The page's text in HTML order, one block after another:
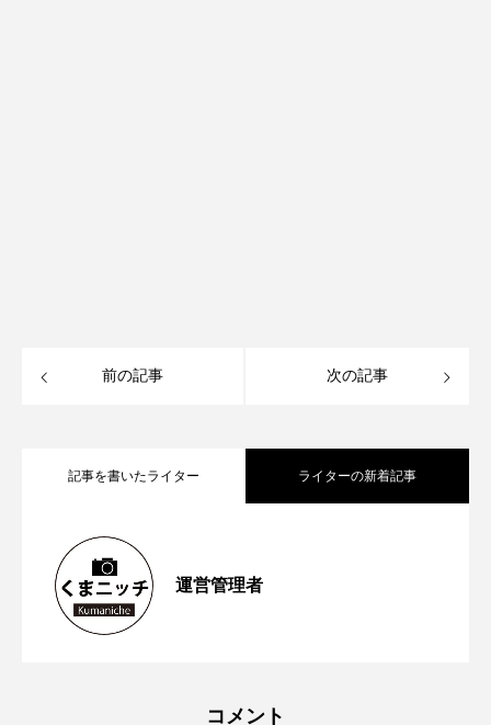
前の記事 次の記事
記事を書いたライター ライターの新着記事
運営管理者
2026.05.13
2023.06.26
コメント